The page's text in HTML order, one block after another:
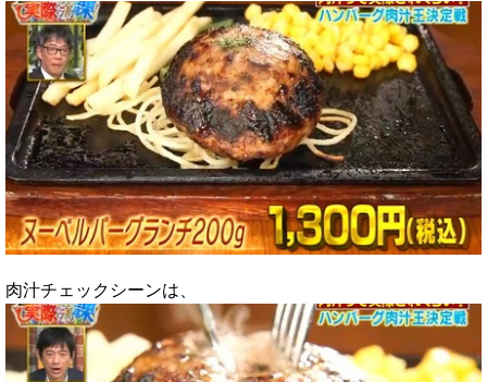
肉汁チェックシーンは、